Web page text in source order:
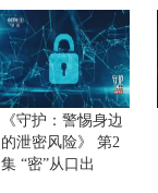
《守护：警惕身边
的泄密风险》 第2
集 “密”从口出